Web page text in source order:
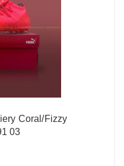
Coral/Fizzy
03